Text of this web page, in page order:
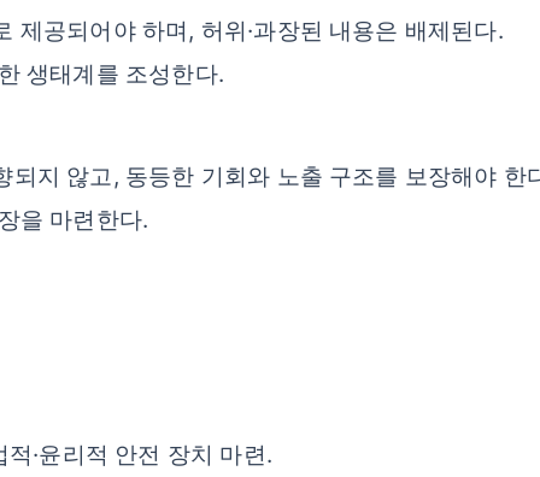
제공되어야 하며, 허위·과장된 내용은 배제된다.
생태계를 조성한다.
지 않고, 동등한 기회와 노출 구조를 보장해야 한
을 마련한다.
·윤리적 안전 장치 마련.